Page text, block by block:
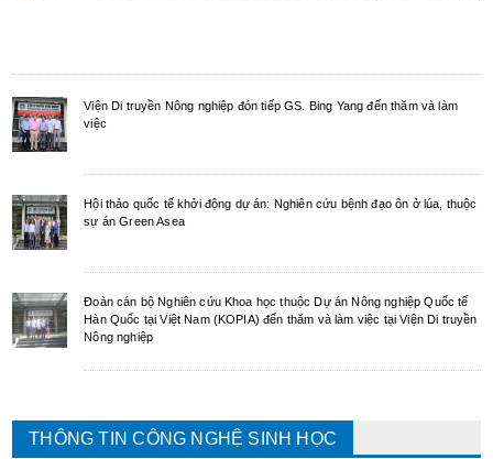
Viện Di truyền Nông nghiệp đón tiếp GS. Bing Yang đến thăm và làm
việc
Hội thảo quốc tế khởi động dự án: Nghiên cứu bệnh đạo ôn ở lúa, thuộc
sự án Green Asea
Đoàn cán bộ Nghiên cứu Khoa học thuộc Dự án Nông nghiệp Quốc tế
Hàn Quốc tại Việt Nam (KOPIA) đến thăm và làm việc tại Viện Di truyền
Nông nghiệp
THÔNG TIN CÔNG NGHỆ SINH HỌC